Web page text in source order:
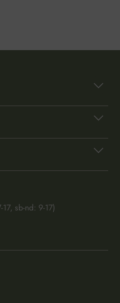
sb-nd: 9-17)